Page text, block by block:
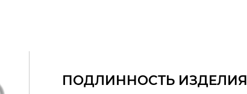
ПОДЛИННОСТЬ ИЗДЕЛИЯ